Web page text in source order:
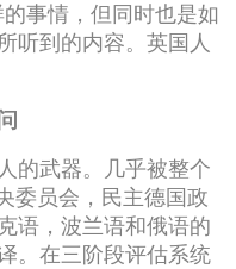
事情，但同时也是如
听到的内容。英国人
武器。几乎被整个
委员会，民主德国政
语，波兰语和俄语的
。在三阶段评估系统